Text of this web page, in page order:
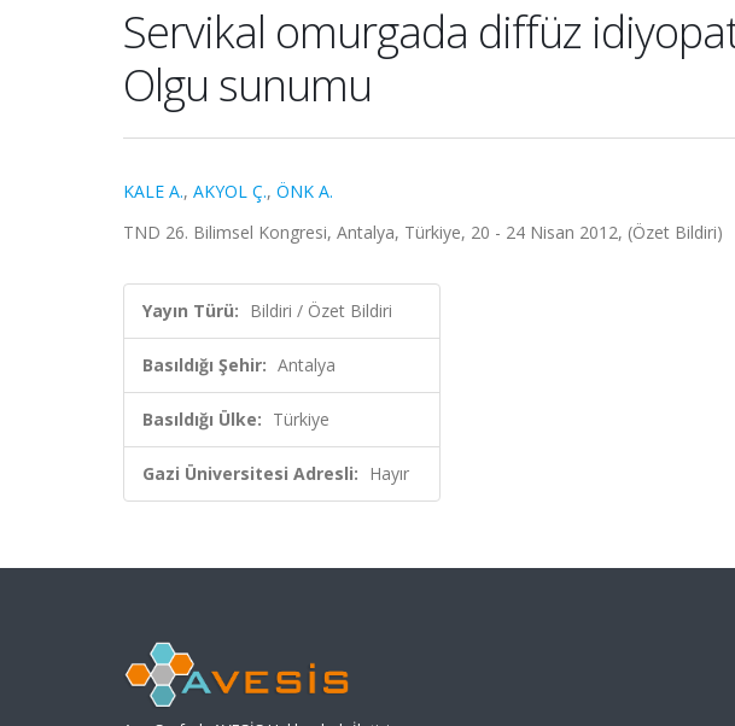
Servikal omurgada diffüz
Olgu sunumu
KALE A., AKYOL Ç., ÖNK A.
TND 26. Bilimsel Kongresi, Antalya, Türkiye, 20 - 24 Nisan 2012, (Özet Bildiri)
Yayın Türü: Bildiri / Özet Bildiri
Basıldığı Şehir: Antalya
Basıldığı Ülke: Türkiye
Gazi Üniversitesi Adresli: Hayır